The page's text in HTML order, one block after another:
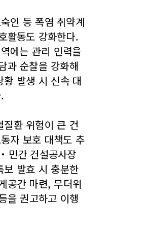
인 등 폭염 취약계
활동도 강화한다.
에는 관리 인력을
과 순찰을 강화해
황 발생 시 신속 대
질환 위험이 큰 건
자 보호 대책도 추
민간 건설공사장
보 발효 시 충분한
공간 마련, 무더위
을 권고하고 이행